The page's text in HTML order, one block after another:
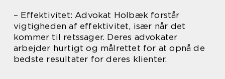
– Effektivitet: Advokat Holbæk forstår
vigtigheden af effektivitet, især når det
kommer til retssager. Deres advokater
arbejder hurtigt og målrettet for at opnå de
bedste resultater for deres klienter.